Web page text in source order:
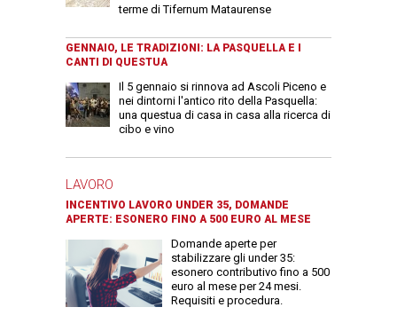
terme di Tifernum Mataurense
GENNAIO, LE TRADIZIONI: LA PASQUELLA E I
CANTI DI QUESTUA
Il 5 gennaio si rinnova ad Ascoli Piceno e
nei dintorni l'antico rito della Pasquella:
una questua di casa in casa alla ricerca di
cibo e vino
LAVORO
INCENTIVO LAVORO UNDER 35, DOMANDE
APERTE: ESONERO FINO A 500 EURO AL MESE
Domande aperte per
stabilizzare gli under 35:
esonero contributivo fino a 500
euro al mese per 24 mesi.
Requisiti e procedura.